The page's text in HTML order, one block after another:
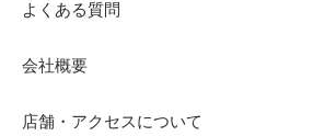
よくある質問
会社概要
店舗・アクセスについて